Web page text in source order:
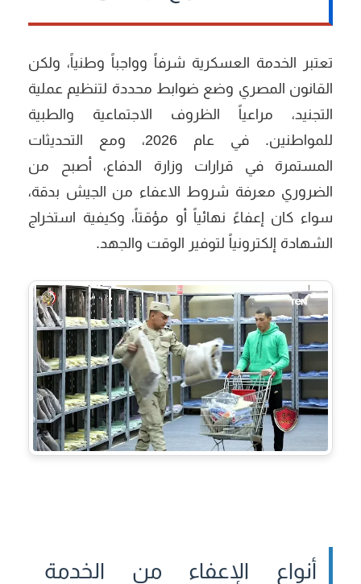
تعتبر الخدمة العسكرية شرفاً وواجباً وطنياً، ولكن
القانون المصري وضع ضوابط محددة لتنظيم عملية
التجنيد، مراعياً الظروف الاجتماعية والطبية
للمواطنين. في عام 2026، ومع التحديثات
المستمرة في قرارات وزارة الدفاع، أصبح من
الضروري معرفة شروط الاعفاء من الجيش بدقة،
سواء كان إعفاءً نهائياً أو مؤقتاً، وكيفية استخراج
الشهادة إلكترونياً لتوفير الوقت والجهد.
أنواع الإعفاء من الخدمة